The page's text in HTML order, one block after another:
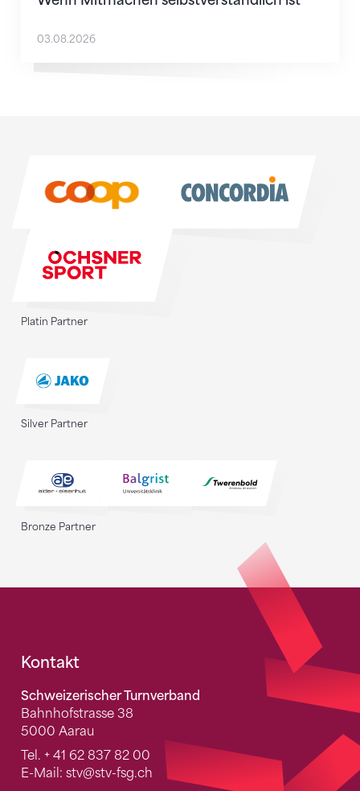
03.08.2026
Platin Partner
Silver Partner
Bronze Partner
Fusszeile
Kontakt
Schweizerischer Turnverband
Bahnhofstrasse 38
5000 Aarau
Tel. + 41 62 837 82 00
E-Mail: stv@stv-fsg.ch